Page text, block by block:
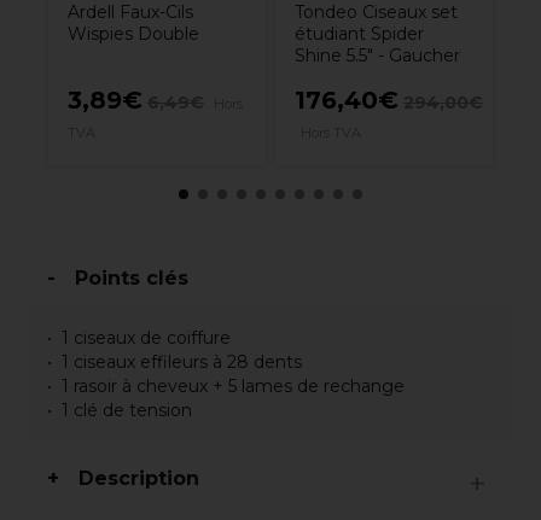
Ardell Faux-Cils
Wispies Double
3,89€
Tondeo Ciseaux set
étudiant Spider
Shine 5.5" - Gaucher
176,40€
Points clés
1 ciseaux de coiffure
1 ciseaux effileurs à 28 dents
1 rasoir à cheveux + 5 lames de rechange
1 clé de tension
Description